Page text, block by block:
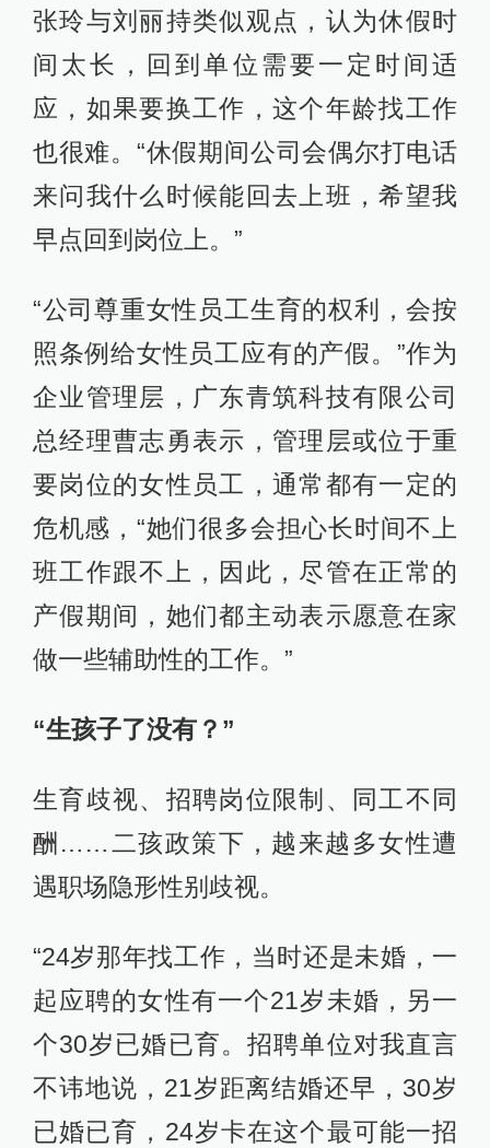
张玲与刘丽持类似观点，认为休假时
间太长，回到单位需要一定时间适
应，如果要换工作，这个年龄找工作
也很难。“休假期间公司会偶尔打电话
来问我什么时候能回去上班，希望我
早点回到岗位上。”
“公司尊重女性员工生育的权利，会按
照条例给女性员工应有的产假。”作为
企业管理层，广东青筑科技有限公司
总经理曹志勇表示，管理层或位于重
要岗位的女性员工，通常都有一定的
危机感，“她们很多会担心长时间不上
班工作跟不上，因此，尽管在正常的
产假期间，她们都主动表示愿意在家
做一些辅助性的工作。”
“生孩子了没有？”
生育歧视、招聘岗位限制、同工不同
酬……二孩政策下，越来越多女性遭
遇职场隐形性别歧视。
“24岁那年找工作，当时还是未婚，一
起应聘的女性有一个21岁未婚，另一
个30岁已婚已育。招聘单位对我直言
不讳地说，21岁距离结婚还早，30岁
已婚已育，24岁卡在这个最可能一招